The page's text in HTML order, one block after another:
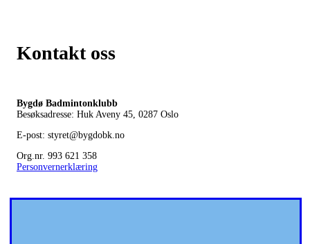
Kontakt oss
Bygdø Badmintonklubb
Besøksadresse: Huk Aveny 45, 0287 Oslo
E-post: styret@bygdobk.no
Org.nr. 993 621 358
Personvernerklæring